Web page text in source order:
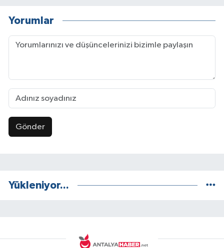
Yorumlar
Gönder
Yükleniyor...